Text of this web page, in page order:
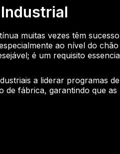
muitas vezes têm
ao nível do
é um requisito
a liderar programas
de fábrica, garantindo que as